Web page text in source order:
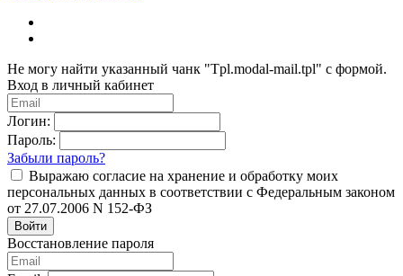
Не могу найти указанный чанк "Tpl.modal-mail.tpl" с формой.
Вход в личный кабинет
Логин:
Пароль:
Забыли пароль?
Выражаю согласие на хранение и обработку моих
персональных данных в соответствии с Федеральным законом
от 27.07.2006 N 152-ФЗ
Войти
Восстановление пароля